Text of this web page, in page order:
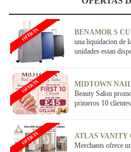
BENAMOR S
una liquidacion de
unidades estan
OFERTA
MIDTOWN
Beauty Salon
primeros 10
OFERTA
ATLAS VANITY
Merchants ofrece
OFERTA